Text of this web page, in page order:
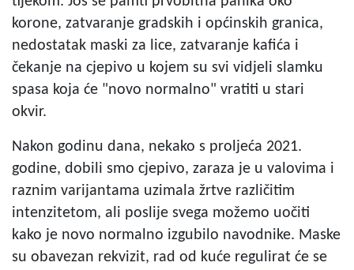
korone, zatvaranje gradskih i općinskih granica,
nedostatak maski za lice, zatvaranje kafića i
čekanje na cjepivo u kojem su svi vidjeli slamku
spasa koja će "novo normalno" vratiti u stari
okvir.
Nakon godinu dana, nekako s proljeća 2021.
godine, dobili smo cjepivo, zaraza je u valovima i
raznim varijantama uzimala žrtve različitim
intenzitetom, ali poslije svega možemo uočiti
kako je novo normalno izgubilo navodnike. Maske
su obavezan rekvizit, rad od kuće regulirat će se